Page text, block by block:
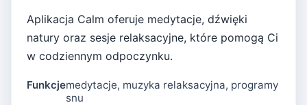
Aplikacja Calm oferuje medytacje, dźwięki
natury oraz sesje relaksacyjne, które pomogą Ci
w codziennym odpoczynku.
Funkcjemedytacje, muzyka relaksacyjna, programy
snu